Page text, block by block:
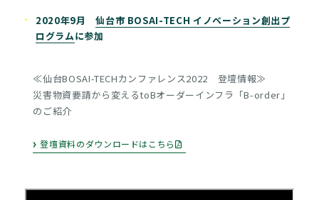
2020年9月仙台市 BOSAI-TECH イノベーション創出プ
ログラムに参加
≪仙台BOSAI-TECHカンファレンス2022 登壇情報≫
災害物資要請から変えるtoBオーダーインフラ「B-order」
のご紹介
登壇資料のダウンロードはこちら